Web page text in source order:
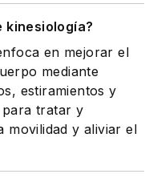
kinesiología?
en mejorar el
mediante
estiramientos y
para tratar y
movilidad y aliviar el